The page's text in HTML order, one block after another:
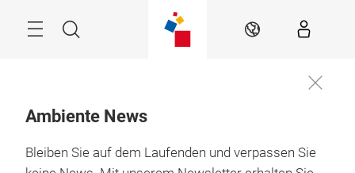
Suche DE
Ambiente News
Bleiben Sie auf dem Laufenden und verpassen Sie